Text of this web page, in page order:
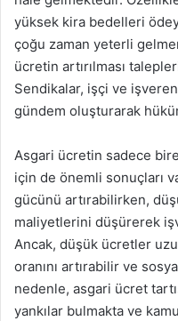
yüksek kira bedelleri
çoğu zaman yeterli
ücretin artırılması
Sendikalar, işçi ve
gündem oluşturarak
Asgari ücretin sadece
için de önemli sonuçları
gücünü artırabilirken,
maliyetlerini düşürerek
Ancak, düşük ücretler
oranını artırabilir ve
nedenle, asgari ücret
yankılar bulmakta ve